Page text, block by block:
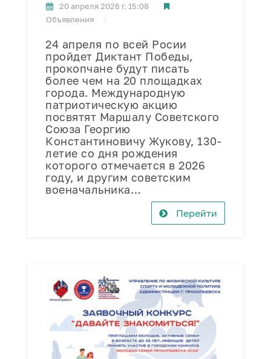
20 апреля 2026 г. 15:08
Объявления
24 апреля по всей Росии
пройдет Диктант Победы,
прокопчане будут писать
более чем на 20 площадках
города. Международную
патриотическую акцию
посвятят Маршалу Советского
Союза Георгию
Константиновичу Жукову, 130-
летие со дня рождения
которого отмечается в 2026
году, и другим советским
военачальника…
Перейти